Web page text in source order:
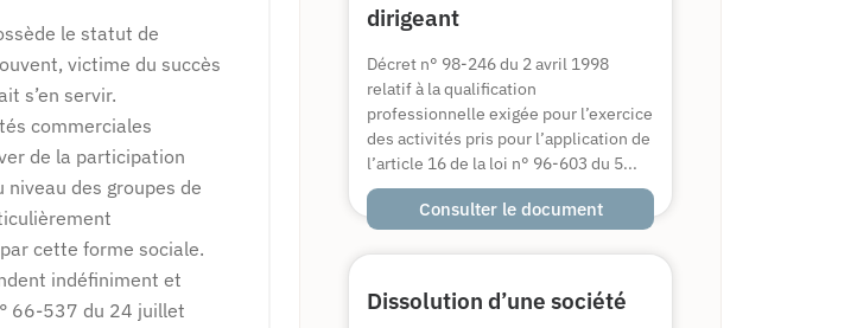
le statut de
victime du succès
s’en servir.
commerciales
de la participation
des groupes de
cette forme sociale.
indéfiniment et
66-537 du 24 juillet
dirigeant
Décret n° 98-246 du 2 avril 1998
relatif à la qualification
professionnelle exigée pour l’exercice
des activités pris pour l’application de
l’article 16 de la loi n° 96-603 du 5...
Consulter le document
Dissolution d’une société